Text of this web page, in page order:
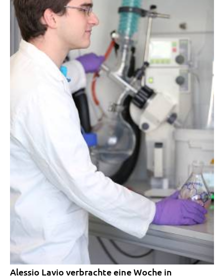
Alessio Lavio verbrachte eine Woche in